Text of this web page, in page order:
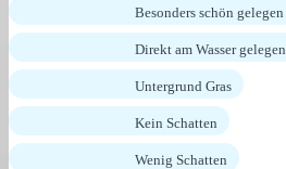
Besonders schön gelegen
Direkt am Wasser gelegen
Untergrund Gras
Kein Schatten
Wenig Schatten